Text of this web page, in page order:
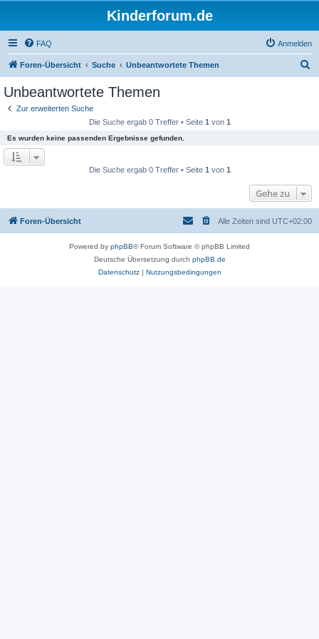
Kinderforum.de
FAQ Anmelden
Foren-Übersicht Suche Unbeantwortete Themen
Unbeantwortete Themen
Zur erweiterten Suche
Die Suche ergab 0 Treffer • Seite 1 von 1
Es wurden keine passenden Ergebnisse gefunden.
Die Suche ergab 0 Treffer • Seite 1 von 1
Gehe zu
Foren-Übersicht Alle Zeiten sind UTC+02:00
Powered by phpBB® Forum Software © phpBB Limited
Deutsche Übersetzung durch phpBB.de
Datenschutz| Nutzungsbedingungen